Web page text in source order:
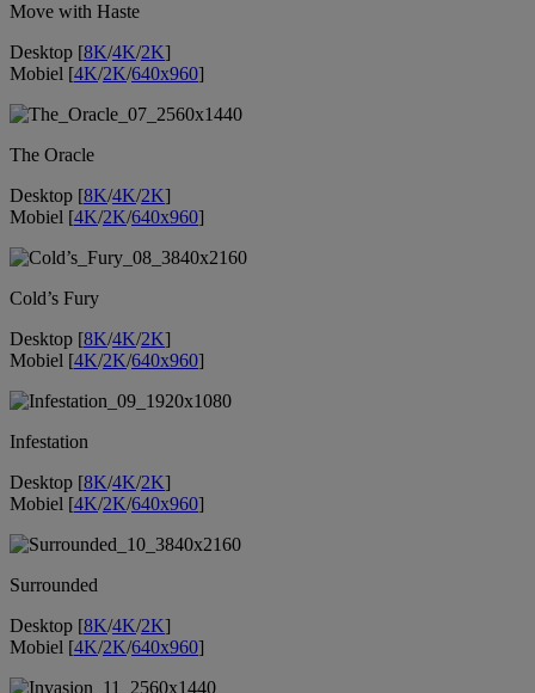
Move with Haste
Desktop [8K/4K/2K]
Mobiel [4K/2K/640x960]
The Oracle
Desktop [8K/4K/2K]
Mobiel [4K/2K/640x960]
Cold’s Fury
Desktop [8K/4K/2K]
Mobiel [4K/2K/640x960]
Infestation
Desktop [8K/4K/2K]
Mobiel [4K/2K/640x960]
Surrounded
Desktop [8K/4K/2K]
Mobiel [4K/2K/640x960]